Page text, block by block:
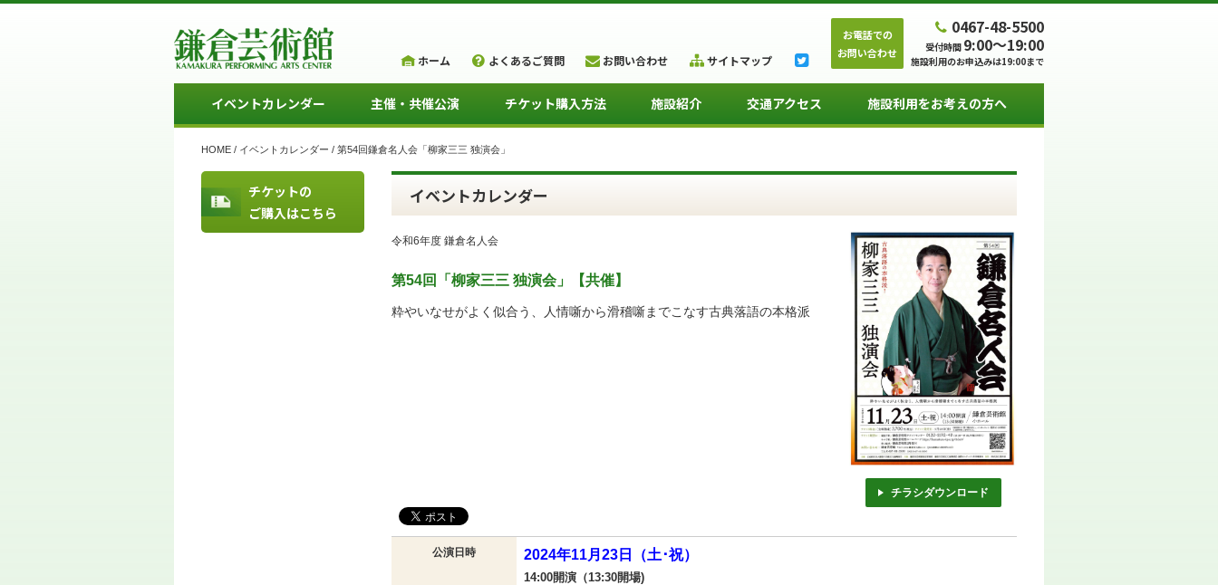
ホーム よくあるご質問 お問い合わせ サイトマップ
お電話での
お問い合わせ
0467-48-5500
受付時間 9:00～19:00
施設利用のお申込みは19:00まで
イベントカレンダー 主催・共催公演 チケット購入方法 施設紹介 交通アクセス 施設利用をお考えの方へ
HOME / イベントカレンダー / 第54回鎌倉名人会「柳家三三 独演会」
チケットの
ご購入はこちら
イベントカレンダー
令和6年度 鎌倉名人会
第54回「柳家三三 独演会」 【共催】
粋やいなせがよく似合う、人情噺から滑稽噺までこなす古典落語の本格派
チラシダウンロード
公演日時 2024年11月23日（土･祝）
14:00開演（13:30開場)